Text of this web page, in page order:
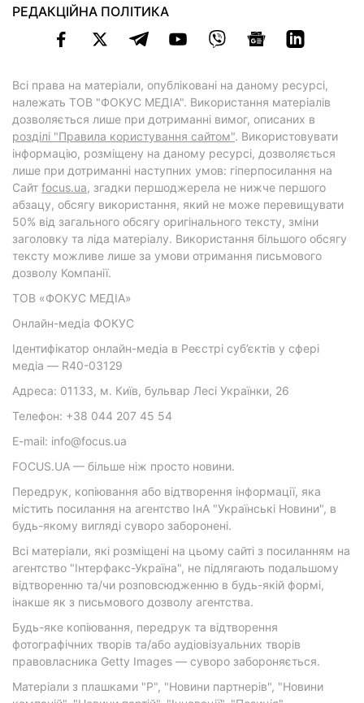
РЕДАКЦІЙНА ПОЛІТИКА
Всі права на матеріали, опубліковані на даному ресурсі,
належать ТОВ "ФОКУС МЕДІА". Використання матеріалів
дозволяється лише при дотриманні вимог, описаних в
розділі "Правила користування сайтом". Використовувати
інформацію, розміщену на даному ресурсі, дозволяється
лише при дотриманні наступних умов: гіперпосилання на
Cайт focus.ua, згадки першоджерела не нижче першого
абзацу, обсягу використання, який не може перевищувати
50% від загального обсягу оригінального тексту, зміни
заголовку та ліда матеріалу. Використання більшого обсягу
тексту можливе лише за умови отримання письмового
дозволу Компанії.
ТОВ «ФОКУС МЕДІА»
Онлайн-медіа ФОКУС
Ідентифікатор онлайн-медіа в Реєстрі суб’єктів у сфері
медіа — R40-03129
Адреса: 01133, м. Київ, бульвар Лесі Українки, 26
Телефон: +38 044 207 45 54
E-mail: info@focus.ua
FOCUS.UA — більше ніж просто новини.
Передрук, копіювання або відтворення інформації, яка
містить посилання на агентство ІнА "Українські Новини", в
будь-якому вигляді суворо заборонені.
Всі матеріали, які розміщені на цьому сайті з посиланням на
агентство "Інтерфакс-Україна", не підлягають подальшому
відтворенню та/чи розповсюдженню в будь-якій формі,
інакше як з письмового дозволу агентства.
Будь-яке копіювання, передрук та відтворення
фотографічних творів та/або аудіовізуальних творів
правовласника Getty Images — суворо забороняється.
Матеріали з плашками "Р", "Новини партнерів", "Новини